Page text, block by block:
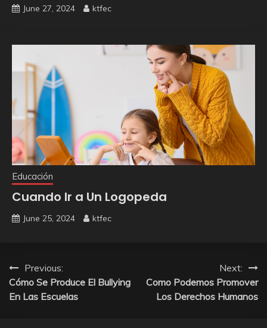
June 27, 2024 ktfec
Educación
Cuando Ir a Un Logopeda
June 25, 2024 ktfec
Post
navigation
Previous:
Cómo Se Produce El Bullying
En Las Escuelas
Next:
Como Podemos Promover
Los Derechos Humanos